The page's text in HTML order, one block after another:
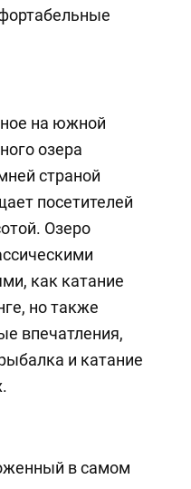
на южной
озера
страной
посетителей
Озеро
как катание
но также
впечатления,
и катание
в самом